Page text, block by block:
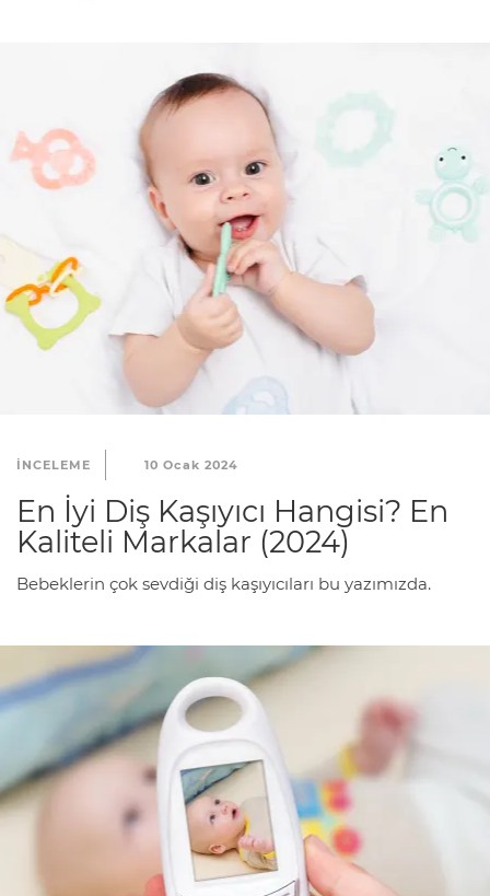
INCELEME 10 Ocak 2024
En İyi Diş Kaşıyıcı Hangisi? En
Kaliteli Markalar (2024)
Bebeklerin çok sevdiği diş kaşıyıcıları bu yazımızda.